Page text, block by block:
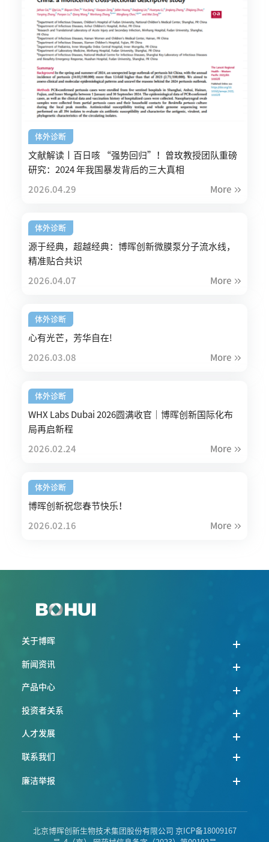
体外诊断
文献解读丨百日咳 “强势回归”！曾玫教授团队重磅
研究：2024 年我国暴发背后的三大真相
2026.04.29 More
体外诊断
源于经典，超越经典：博晖创新微膜泵分子流水线，
精准贴合共识
2026.04.07 More
体外诊断
心有光芒，芳华自在!
2026.03.08 More
体外诊断
WHX Labs Dubai 2026圆满收官｜博晖创新国际化布
局再启新程
2026.02.24 More
体外诊断
博晖创新祝您春节快乐！
2026.02.16 More
关于博晖
新闻资讯
产品中心
投资者关系
人才发展
联系我们
廉洁举报
北京博晖创新生物技术集团股份有限公司
京ICP备18009167